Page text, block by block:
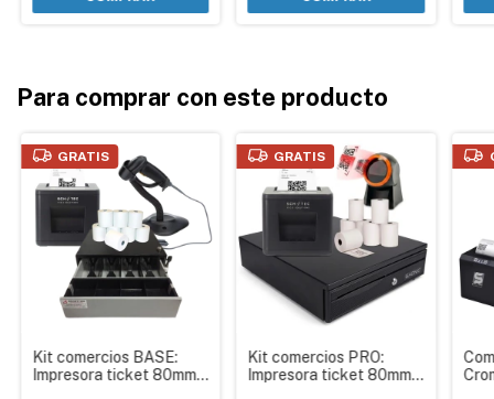
Para comprar con este producto
GRATIS
Kit comercios BASE:
Impresora ticket 80mm +
GRATIS
Kit comercios PRO:
Impresora ticket 80mm +